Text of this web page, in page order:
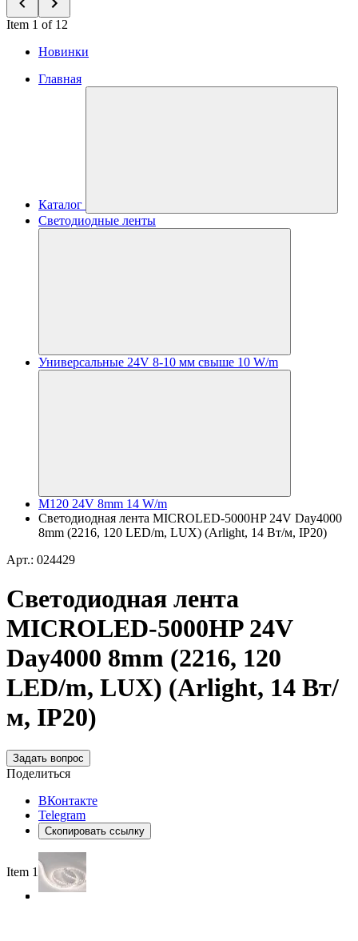
Item 1 of 12
Новинки
Главная
Каталог
Светодиодные ленты
Универсальные 24V 8-10 мм свыше 10 W/m
M120 24V 8mm 14 W/m
Светодиодная лента MICROLED-5000HP 24V Day4000
8mm (2216, 120 LED/m, LUX) (Arlight, 14 Вт/м, IP20)
Арт.: 024429
Светодиодная лента
MICROLED-5000HP 24V
Day4000 8mm (2216, 120
LED/m, LUX) (Arlight, 14 Вт/
м, IP20)
Задать вопрос
Поделиться
ВКонтакте
Telegram
Скопировать ссылку
Item 1 of 3